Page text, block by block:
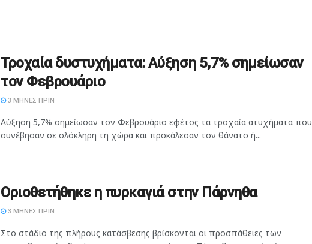
Τροχαία δυστυχήματα: Αύξηση 5,7% σημείωσαν
τον Φεβρουάριο
3 ΜΉΝΕΣ ΠΡΙΝ
Αύξηση 5,7% σημείωσαν τον Φεβρουάριο εφέτος τα τροχαία ατυχήματα που
συνέβησαν σε ολόκληρη τη χώρα και προκάλεσαν τον θάνατο ή...
Οριοθετήθηκε η πυρκαγιά στην Πάρνηθα
3 ΜΉΝΕΣ ΠΡΙΝ
Στο στάδιο της πλήρους κατάσβεσης βρίσκονται οι προσπάθειες των